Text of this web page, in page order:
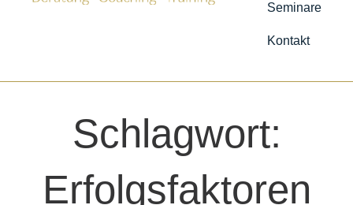
Seminare
Kontakt
Schlagwort:
Erfolgsfaktoren